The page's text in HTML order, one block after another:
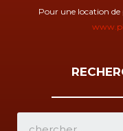
Pour une location